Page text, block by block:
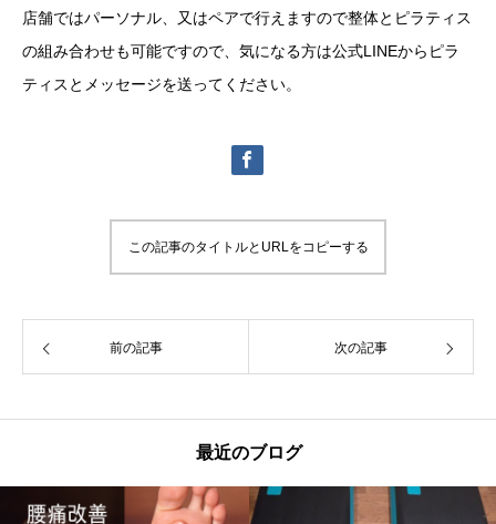
店舗ではパーソナル、又はペアで行えますので整体とピラティス
の組み合わせも可能ですので、気になる方は公式LINEからピラ
ティスとメッセージを送ってください。
この記事のタイトルとURLをコピーする
前の記事 次の記事
最近のブログ